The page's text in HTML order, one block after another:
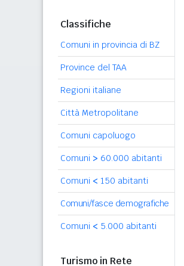
Classifiche
Comuni in provincia di BZ
Province del TAA
Regioni italiane
Città Metropolitane
Comuni capoluogo
Comuni > 60.000 abitanti
Comuni < 150 abitanti
Comuni/fasce demografiche
Comuni < 5.000 abitanti
Turismo in Rete